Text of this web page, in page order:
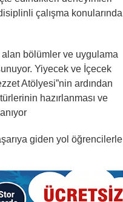
çalışma konularında
bölümler ve uygulama
Yiyecek ve İçecek
Atölyesi”nin ardından
hazırlanması ve
giden yol öğrencilerle